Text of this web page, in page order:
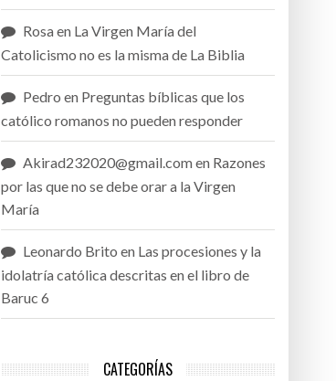
Rosaen La Virgen María del
Catolicismo no es la misma de La Biblia
Pedro en Preguntas bíblicas que los
católico romanos no pueden responder
Akirad232020@gmail.comen Razones
por las que no se debe orar a la Virgen
María
Leonardo Brito en Las procesiones y la
idolatría católica descritas en el libro de
Baruc 6
CATEGORÍAS